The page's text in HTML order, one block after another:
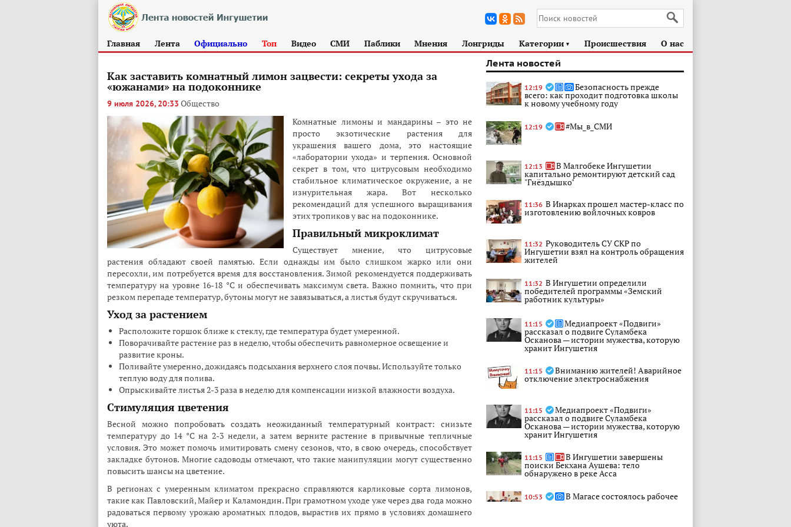
Главная Лента Официально Топ Видео СМИ Паблики Мнения Лонгриды Категории ► Происшествия О нас
Как заставить комнатный лимон зацвести: секреты ухода за
«южанами» на подоконнике
9 июля 2026, 20:33 Общество
Комнатные лимоны и мандарины – это не
просто экзотические растения для
украшения вашего дома, это настоящие
«лаборатории ухода» и терпения. Основной
секрет в том, что цитрусовым необходимо
стабильное климатическое окружение, а не
изнурительная жара. Вот несколько
рекомендаций для успешного выращивания
этих тропиков у вас на подоконнике.
Правильный микроклимат
Существует мнение, что цитрусовые
растения обладают своей памятью. Если однажды им было слишком жарко или они
пересохли, им потребуется время для восстановления. Зимой рекомендуется поддерживать
температуру на уровне 16-18 °C и обеспечивать максимум света. Важно помнить, что при
резком перепаде температур, бутоны могут не завязываться, а листья будут скручиваться.
Уход за растением
Расположите горшок ближе к стеклу, где температура будет умеренной.
Поворачивайте растение раз в неделю, чтобы обеспечить равномерное освещение и
развитие кроны.
Поливайте умеренно, дожидаясь подсыхания верхнего слоя почвы. Используйте только
теплую воду для полива.
Опрыскивайте листья 2-3 раза в неделю для компенсации низкой влажности воздуха.
Стимуляция цветения
Весной можно попробовать создать неожиданный температурный контраст: снизьте
температуру до 14 °C на 2-3 недели, а затем верните растение в привычные тепличные
условия. Это может помочь имитировать смену сезонов, что, в свою очередь, способствует
закладке бутонов. Многие садоводы отмечают, что такие манипуляции могут существенно
повысить шансы на цветение.
В регионах с умеренным климатом прекрасно справляются карликовые сорта лимонов,
такие как Павловский, Майер и Каламондин. При грамотном уходе уже через два года можно
радоваться первому урожаю ароматных плодов, вырастив их прямо в условиях домашнего
уюта.
Лента новостей
12:19 Безопасность прежде
всего: как проходит подготовка школы
к новому учебному году
12:19 #Мы_в_СМИ
12:13 В Малгобеке Ингушетии
капитально ремонтируют детский сад
"Гнёздышко"
11:36 В Инарках прошел мастер-класс по
изготовлению войлочных ковров
11:32 Руководитель СУ СКР по
Ингушетии взял на контроль обращения
жителей
11:32 В Ингушетии определили
победителей программы «Земский
работник культуры»
11:15 Медиапроект «Подвиги»
рассказал о подвиге Суламбека
Осканова — истории мужества, которую
хранит Ингушетия
11:15 Вниманию жителей! Аварийное
отключение электроснабжения
11:15 Медиапроект «Подвиги»
рассказал о подвиге Суламбека
Осканова — истории мужества, которую
хранит Ингушетия
11:15 В Ингушетии завершены
поиски Бекхана Аушева: тело
обнаружено в реке Асса
10:53 В Магасе состоялось рабочее
совещание, посвященное вопросам